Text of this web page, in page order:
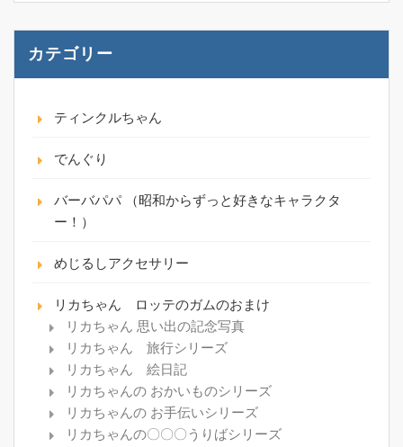
カテゴリー
ティンクルちゃん
でんぐり
バーバパパ （昭和からずっと好きなキャラクタ
ー！）
めじるしアクセサリー
リカちゃん ロッテのガムのおまけ
リカちゃん 思い出の記念写真
リカちゃん 旅行シリーズ
リカちゃん 絵日記
リカちゃんの おかいものシリーズ
リカちゃんの お手伝いシリーズ
リカちゃんの〇〇〇うりばシリーズ